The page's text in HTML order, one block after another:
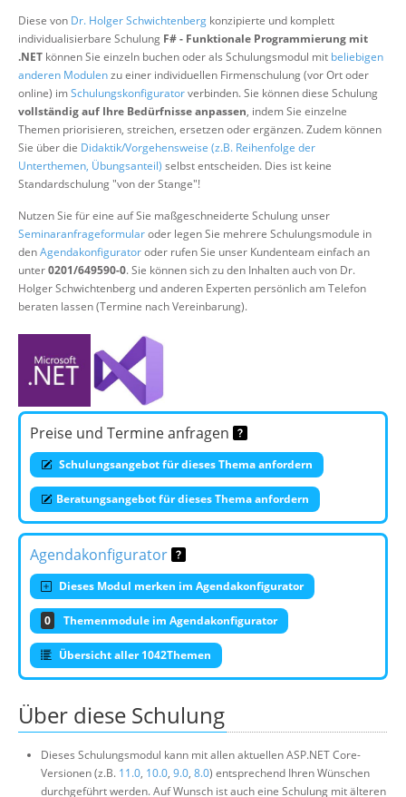
Suche
Diese von Dr. Holger Schwichtenberg konzipierte und komplett
individualisierbare Schulung F# - Funktionale Programmierung mit
.NET können Sie einzeln buchen oder als Schulungsmodul mit beliebigen
anderen Modulenzu einer individuellen Firmenschulung (vor Ort oder
online) imSchulungskonfiguratorverbinden. Sie können diese Schulung
vollständig auf Ihre Bedürfnisse anpassen, indem Sie einzelne
Themen priorisieren, streichen, ersetzen oder ergänzen. Zudem können
Sie über die Didaktik/Vorgehensweise (z.B. Reihenfolge der
Unterthemen, Übungsanteil) selbst entscheiden. Dies ist keine
Standardschulung "von der Stange"!
Nutzen Sie für eine auf Sie maßgeschneiderte Schulung unser
Seminaranfrageformularoder legen Sie mehrere Schulungsmodule in
denAgendakonfiguratoroder rufen Sie unser Kundenteam einfach an
unter0201/649590-0. Sie können sich zu den Inhalten auch von Dr.
Holger Schwichtenberg und anderen Experten persönlich am Telefon
beraten lassen (Termine nach Vereinbarung).
Preise und Termine anfragen
Schulungsangebot für dieses Thema anfordern
Beratungsangebot für dieses Thema anfordern
Agendakonfigurator
Dieses Modul merken im Agendakonfigurator
0 Themenmodule im Agendakonfigurator
Übersicht aller 1042Themen
Über diese Schulung
Dieses Schulungsmodul kann mit allen aktuellen ASP.NET Core-
Versionen (z.B. 11.0, 10.0, 9.0, 8.0) entsprechend Ihren Wünschen
durchgeführt werden. Auf Wunsch ist auch eine Schulung mit älteren